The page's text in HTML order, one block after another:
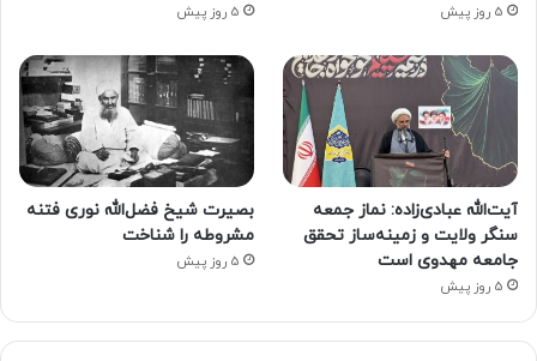
5 روز پیش 5 روز پیش
آیت‌الله عبادی‌زاده: نماز جمعه
سنگر ولایت و زمینه‌ساز تحقق
جامعه مهدوی است
5 روز پیش
بصیرت شیخ فضل‌الله نوری فتنه
مشروطه را شناخت
5 روز پیش